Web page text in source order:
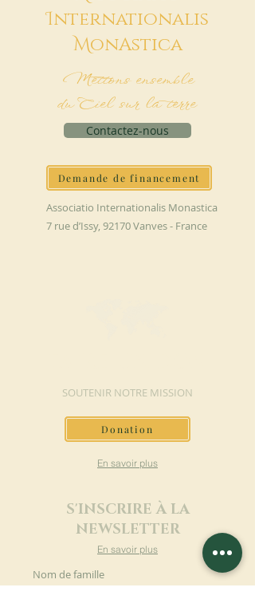
Internationalis
MonAstica
Mettons ensemble
du Ciel sur la terre
Contactez-nous
Demande de financement
Associatio Internationalis Monastica
7 rue d’Issy, 92170 Vanves - France
SOUTENIR NOTRE MISSION
Donation
En savoir plus
S'INSCRIRE À LA
NEWSLETTER
En savoir plus
Nom de famille